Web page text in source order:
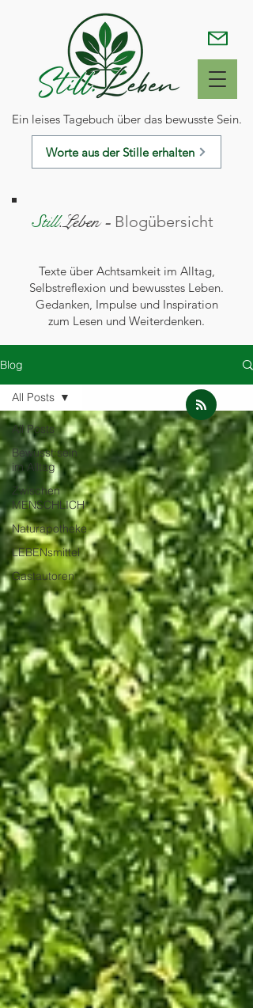
Ein leises Tagebuch über das bewusste Sein.
Worte aus der Stille erhalten
Still.Leben - Blogübersicht
Texte über Achtsamkeit im Alltag,
Selbstreflexion und bewusstes Leben.
Gedanken, Impulse und Inspiration
zum Lesen und Weiterdenken.
Blog
All Posts
Bewusst:sein
im Alltag
Zwischen
MENSCHLICH
Naturapotheke
LEBENsmittel
Gastautoren
All Posts